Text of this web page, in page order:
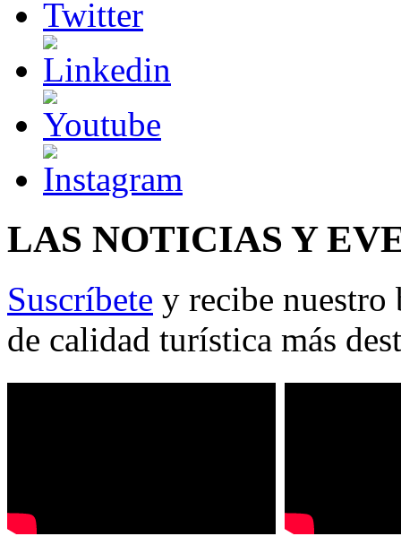
LAS NOTICIAS Y
Suscríbete y recibe nuestro
de calidad turística más